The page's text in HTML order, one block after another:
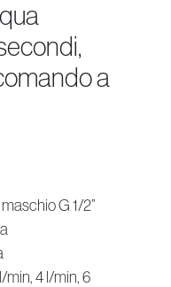
a
G 1/2”
min, 4 l/min, 6